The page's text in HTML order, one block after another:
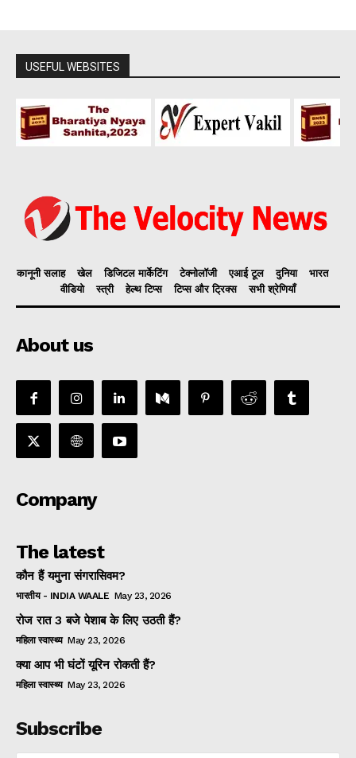
USEFUL WEBSITES
कानूनी सलाह खेल डिजिटल मार्केटिंग टेक्नोलॉजी एआई टूल दुनिया
भारत
वीडियो
स्त्री हेल्थ टिप्स टिप्स और ट्रिक्स सभी श्रेणियाँ
About us
Company
The latest
कौन हैं यमुना संगरासिवम?
भारतीय - INDIA WAALE May 23, 2026
रोज रात 3 बजे पेशाब के लिए उठती हैं?
महिला स्वास्थ्य May 23, 2026
क्या आप भी घंटों यूरिन रोकती हैं?
महिला स्वास्थ्य May 23, 2026
Subscribe